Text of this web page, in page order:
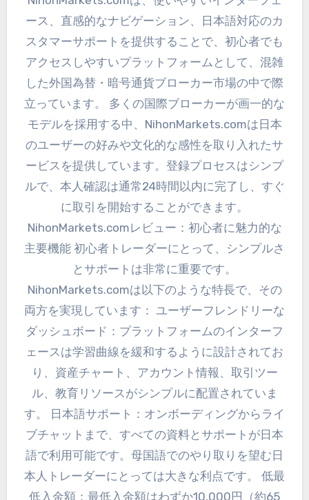
ース、直感的なナビゲーション、日本語対応のカ
スタマーサポートを提供することで、初心者でも
アクセスしやすいプラットフォームとして、混雑
した外国為替・暗号通貨ブローカー市場の中で際
立っています。 多くの国際ブローカーが画一的な
モデルを採用する中、NihonMarkets.comは日本
のユーザーの好みや文化的な感性を取り入れたサ
ービスを提供しています。登録プロセスはシンプ
ルで、本人確認は通常24時間以内に完了し、すぐ
に取引を開始することができます。
NihonMarkets.comレビュー：初心者に魅力的な
主要機能 初心者トレーダーにとって、シンプルさ
とサポートは非常に重要です。
NihonMarkets.comは以下のような特長で、その
両方を実現しています： ユーザーフレンドリーな
ダッシュボード：プラットフォームのインターフ
ェースは学習曲線を緩和するように設計されてお
り、資産チャート、アカウント情報、取引ツー
ル、教育リソースがシンプルに配置されていま
す。 日本語サポート：オンボーディングからライ
ブチャットまで、すべての資料とサポートが日本
語で利用可能です。母国語でのやり取りを望む日
本人トレーダーにとっては大きな利点です。 低最
低入金額：最低入金額はわずか10,000円（約65